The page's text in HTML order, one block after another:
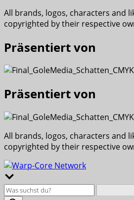
All brands, logos, characters and
copyrighted by their respective
Präsentiert von
Präsentiert von
All brands, logos, characters and
copyrighted by their respective